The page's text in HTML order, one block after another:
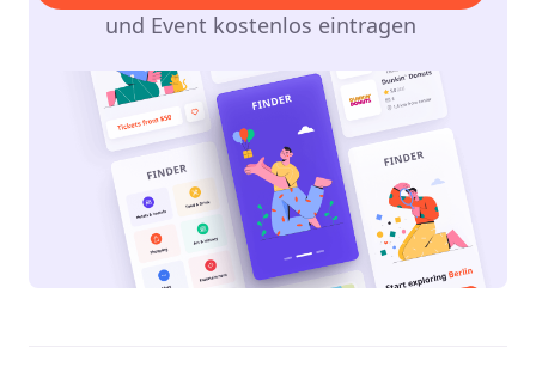
und Event kostenlos eintragen